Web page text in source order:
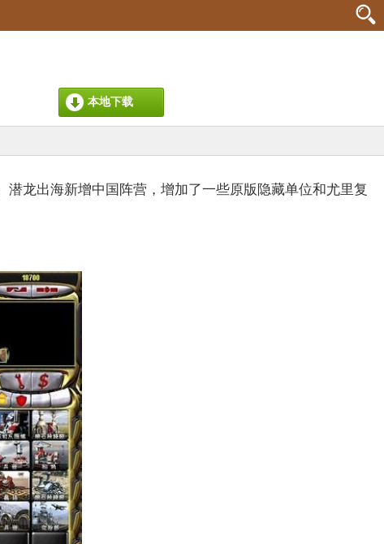
本地下载
龙出海新增中国阵营，增加了一些原版隐藏单位和尤里复